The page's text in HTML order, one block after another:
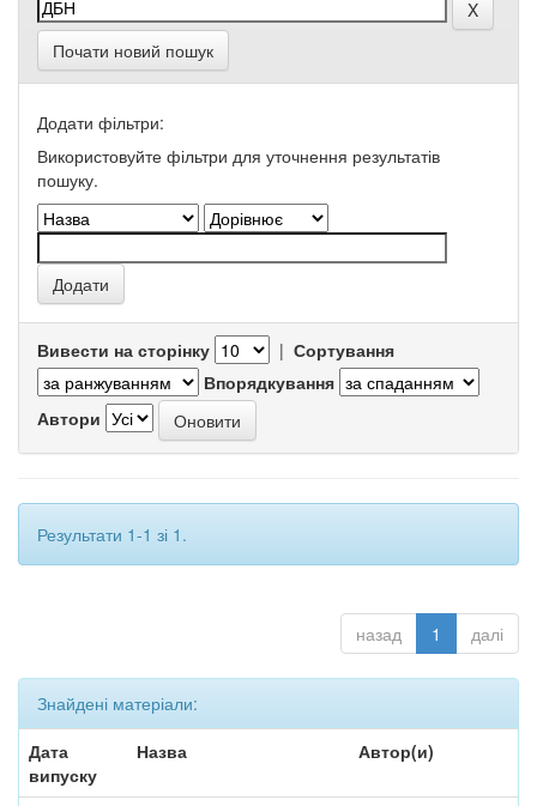
Почати новий пошук
Додати фільтри:
Використовуйте фільтри для уточнення результатів
пошуку.
Вивести на сторінку | Сортування
Впорядкування
Автори
Результати 1-1 зі 1.
назад 1 далі
Знайдені матеріали:
Дата
випуску
Назва Автор(и)